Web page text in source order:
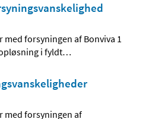
forsyningen af Bonviva 1
i fyldt…
med forsyningen af